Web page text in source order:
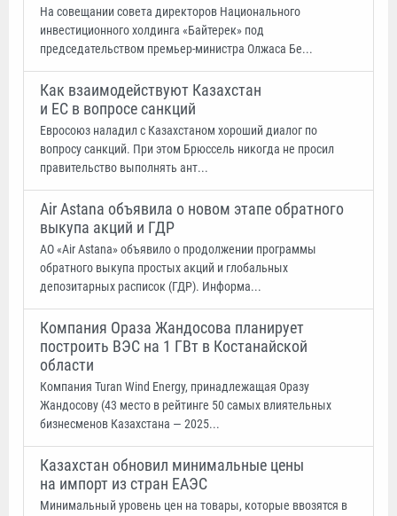
На совещании совета директоров Национального
инвестиционного холдинга «Байтерек» под
председательством премьер-министра Олжаса Бе...
Как взаимодействуют Казахстан
и ЕС в вопросе санкций
Евросоюз наладил с Казахстаном хороший диалог по
вопросу санкций. При этом Брюссель никогда не просил
правительство выполнять ант...
Air Astana объявила о новом этапе обратного
выкупа акций и ГДР
АО «Air Astana» объявило о продолжении программы
обратного выкупа простых акций и глобальных
депозитарных расписок (ГДР). Информа...
Компания Ораза Жандосова планирует
построить ВЭС на 1 ГВт в Костанайской
области
Компания Turan Wind Energy, принадлежащая Оразу
Жандосову (43 место в рейтинге 50 самых влиятельных
бизнесменов Казахстана — 2025...
Казахстан обновил минимальные цены
на импорт из стран ЕАЭС
Минимальный уровень цен на товары, которые ввозятся в